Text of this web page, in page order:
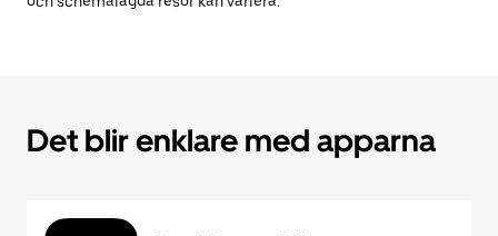
Det blir enklare med apparna